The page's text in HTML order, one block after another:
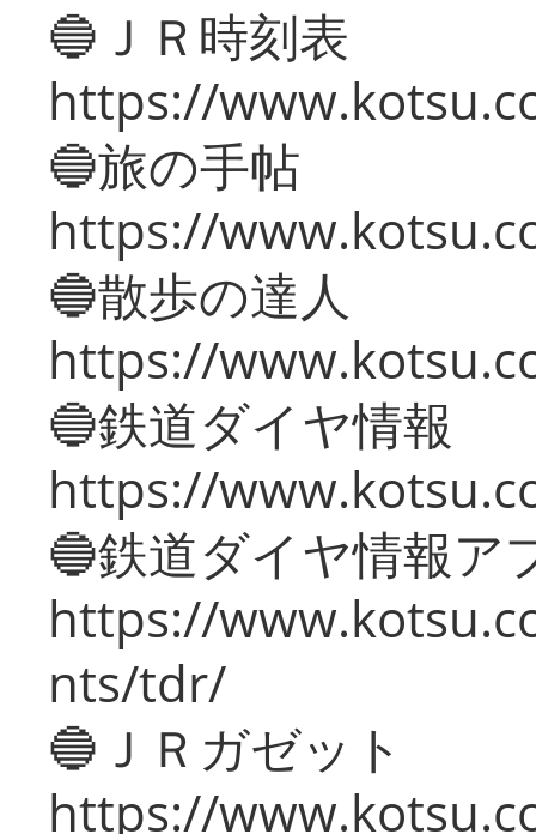
🔵ＪＲ時刻表
https://
🔵旅の手帖
https://
🔵散歩の達人
https://
🔵鉄道ダイヤ情報
https://
🔵鉄道ダイヤ情報ア
https://
nts/tdr/
🔵ＪＲガゼット
https://